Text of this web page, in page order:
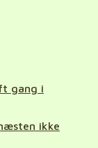
gang i
ikke